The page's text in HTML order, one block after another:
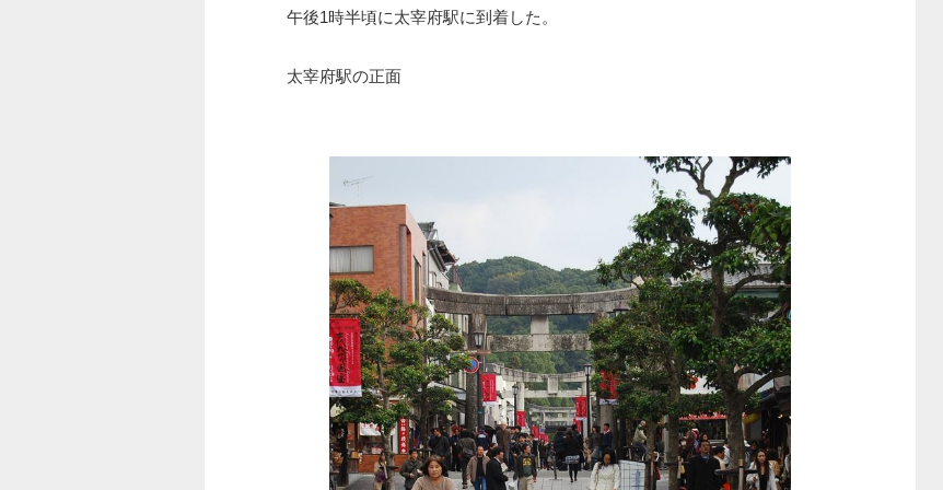
午後1時半頃に太宰府駅に到着した。
太宰府駅の正面